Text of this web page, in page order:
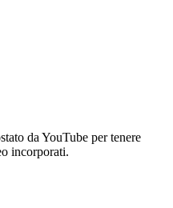
da YouTube per tenere
incorporati.